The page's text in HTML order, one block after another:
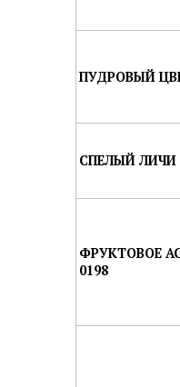
ПУДРОВЫЙ
СПЕЛЫЙ ЛИЧИ
ФРУКТОВОЕ
0198